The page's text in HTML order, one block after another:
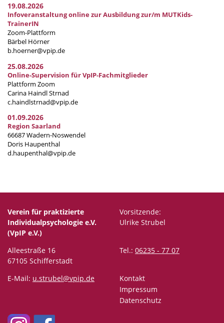
19.08.2026
Infoveranstaltung online zur Ausbildung zur/m MUTKids-
TrainerIN
Zoom-Plattform
Bärbel Hörner
b.hoerner@vpip.de
25.08.2026
Online-Supervision für VpIP-Fachmitglieder
Plattform Zoom
Carina Haindl Strnad
c.haindlstrnad@vpip.de
01.09.2026
Region Saarland
66687 Wadern-Noswendel
Doris Haupenthal
d.haupenthal@vpip.de
Verein für praktizierte
Individualpsychologie e.V.
(VpIP e.V.)
Vorsitzende:
Ulrike Strubel
Alleestraße 16
67105 Schifferstadt
Tel.: 06235 - 77 07
E-Mail: u.strubel@vpip.de
Kontakt
Impressum
Datenschutz